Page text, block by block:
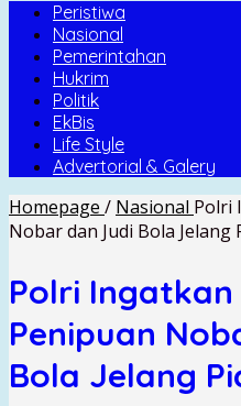
Peristiwa
Nasional
Pemerintahan
Hukrim
Politik
EkBis
Life Style
Advertorial & Galery
Homepage / Nasional Polri
Nobar dan Judi Bola Jelang
Polri Ingatkan
Penipuan
Bola Jelang